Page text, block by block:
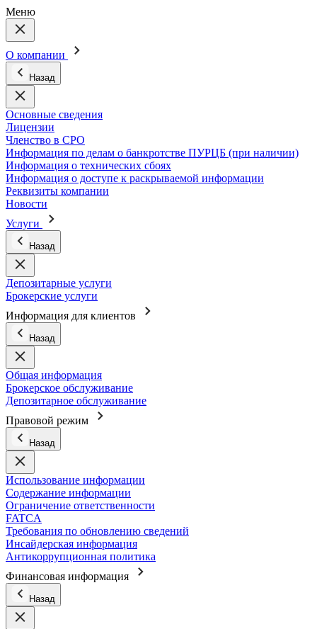
Меню
О компании
Назад
Основные сведения
Лицензии
Членство в СРО
Информация по делам о банкротстве ПУРЦБ (при наличии)
Информация о технических сбоях
Информация о доступе к раскрываемой информации
Реквизиты компании
Новости
Услуги
Назад
Депозитарные услуги
Брокерские услуги
Информация для клиентов
Назад
Общая информация
Брокерское обслуживание
Депозитарное обслуживание
Правовой режим
Назад
Использование информации
Содержание информации
Ограничение ответственности
FATCA
Требования по обновлению сведений
Инсайдерская информация
Антикоррупционная политика
Финансовая информация
Назад